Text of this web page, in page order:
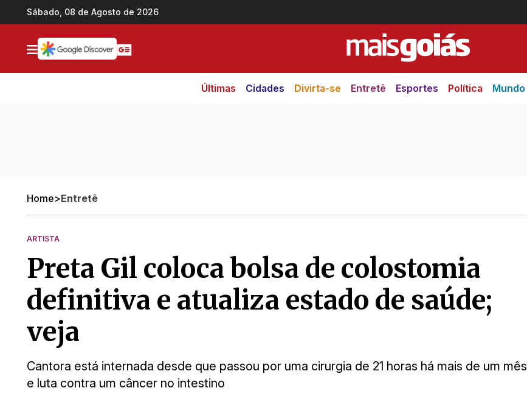
Ir direto pro conteúdo
Sábado, 08 de Agosto de 2026
Últimas Cidades Divirta-se Entretê Esportes Política Mundo
Home>Entretê
ARTISTA
Preta Gil coloca bolsa de colostomia
definitiva e atualiza estado de saúde;
veja
Cantora está internada desde que passou por uma cirurgia de 21 horas há mais de um mês
e luta contra um câncer no intestino